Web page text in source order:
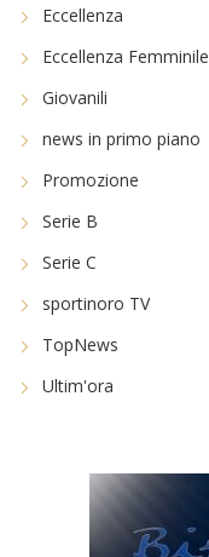
Eccellenza
Eccellenza Femminile
Giovanili
news in primo piano
Promozione
Serie B
Serie C
sportinoro TV
TopNews
Ultim'ora